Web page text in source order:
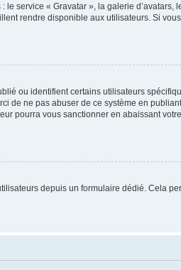
service « Gravatar », la galerie d’avatars,
rendre disponible aux utilisateurs. Si
ou identifient certains utilisateurs
de ne pas abuser de ce système en
pourra vous sanctionner en abaissant
depuis un formulaire dédié. Cela